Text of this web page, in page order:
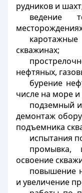
рудников и
ведение
скважинах;
нефтяных,
бурение
числе на море
подземный
демонтаж
подъемника
испытания
промывка,
освоение
повышение
и увеличение